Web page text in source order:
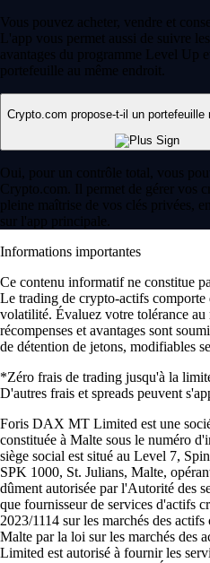
Vous pouvez acheter, vendre et
L'app vous permet aussi de suivre
avantages du programme Level Up
portefeuille au même endroit.
Crypto.com propose-t-il un portefeuille
Oui, pour un contrôle total, vous
Crypto.com. Il permet de gérer vos
pleine maîtrise de vos clés privées,
sur l'app principale.
Informations importantes
Ce contenu informatif ne constitue
Le trading de crypto-actifs comporte
volatilité. Évaluez votre tolérance
récompenses et avantages sont
de détention de jetons, modifiables
*Zéro frais de trading jusqu'à la
D'autres frais et spreads peuvent
Foris DAX MT Limited est une
constituée à Malte sous le numéro
siège social est situé au Level 7,
SPK 1000, St. Julians, Malte,
dûment autorisée par l'Autorité des
que fournisseur de services d'actifs
2023/1114 sur les marchés des
Malte par la loi sur les marchés
Limited est autorisé à fournir les